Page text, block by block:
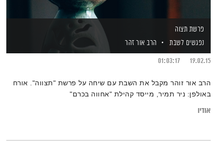
פרשת תצוה
נפגשים לשבת
הרב אור זהר
19.02.15
01:03:17
הרב אור זוהר מקבל את השבת עם שיחה על פרשת "תצווה". אורח
באולפן: ניר תמיר, מייסד קהילת "אחווה בכרם"
אודיו